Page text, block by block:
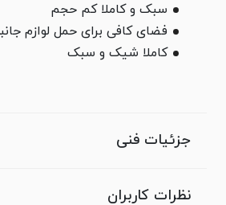
سبک و کاملا کم حجم
فضای کافی برای حمل لوازم
کاملا شیک و سبک
جزئیات فنی
نظرات کاربران